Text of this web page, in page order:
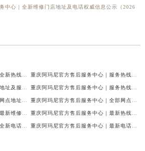
中心｜全新维修门店地址及电话权威信息公示（2026
重庆阿玛尼官方售后服务中心｜全新热线及维修地址权威信息公示（2026年7月最新） 重庆阿玛尼官方售后服务中心｜服务热线及门店地址权威信息公示（2026年7月最新）
重庆阿玛尼官方售后服务中心｜地址及服务电话权威信息公示（2026年7月最新） 重庆阿玛尼官方售后服务中心｜服务热线与门店详细地址权威信息公示（2026年7月最新）
重庆阿玛尼官方售后服务中心｜网点地址与热线权威信息公示（2026年7月最新） 重庆阿玛尼官方售后服务中心｜全部网点地址电话权威信息公示（2026年7月最新）
重庆阿玛尼官方售后服务中心｜最新维修地址及官方电话权威信息公示（2026年7月最新） 重庆阿玛尼官方售后服务中心｜最新热线电话与地址权威信息公示（2026年7月最新）
重庆阿玛尼官方售后服务中心｜全新电话和网点地址权威信息公示（2026年7月最新） 重庆阿玛尼官方售后服务中心｜最新电话和维修地址权威信息公示（2026年7月最新）